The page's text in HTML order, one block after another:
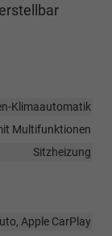
Klimaautomatik
Multifunktionen
Sitzheizung
Apple CarPlay